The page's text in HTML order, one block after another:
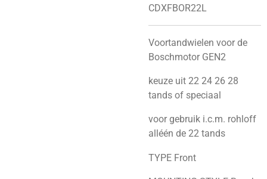
CDXFBOR22L
Voortandwielen voor de
Boschmotor GEN2
keuze uit 22 24 26 28
tands of speciaal
voor gebruik i.c.m. rohloff
alléén de 22 tands
TYPE Front